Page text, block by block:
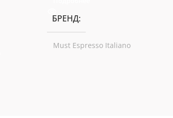
БРЕНД
Must Espresso Italiano